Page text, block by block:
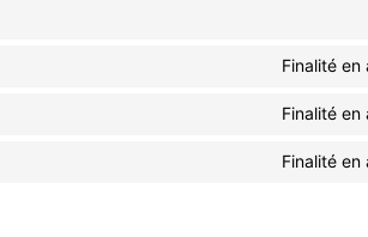
Finalité en
Finalité en
Finalité en